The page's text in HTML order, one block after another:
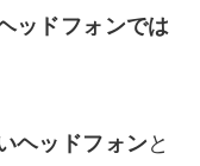
ッドフォンでは
ヘッドフォンと